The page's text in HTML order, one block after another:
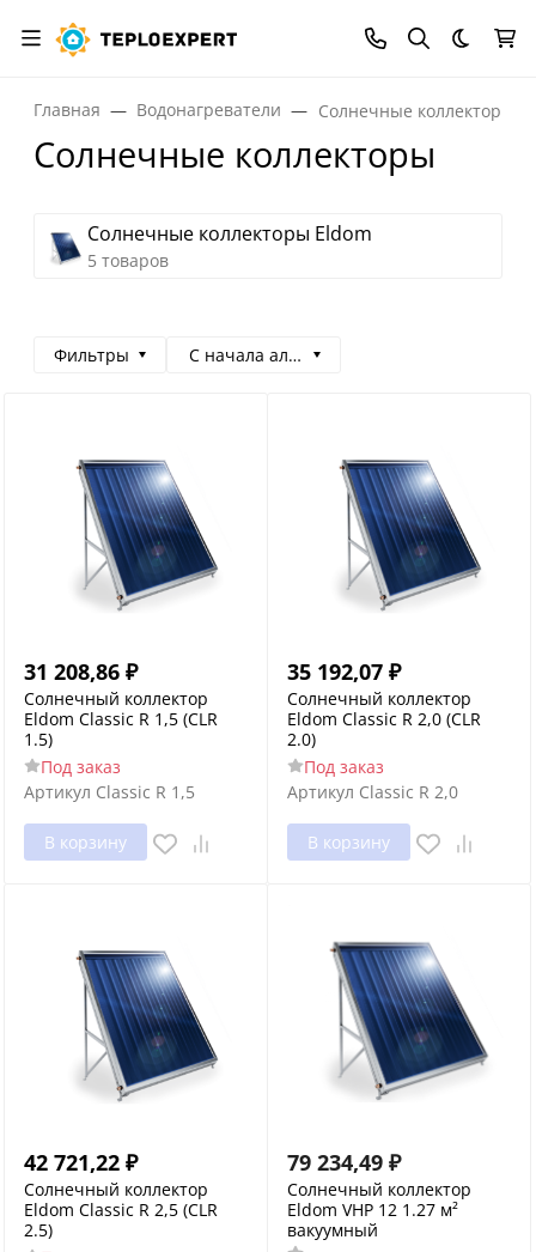
Темная
Главная Водонагреватели Солнечные коллекторы
Солнечные коллекторы
Солнечные коллекторы Eldom
5 товаров
Фильтры С начала алфавита
31 208,86 ₽
Солнечный коллектор
Eldom Classic R 1,5 (CLR
1.5)
Под заказ
Артикул Classic R 1,5
В корзину
35 192,07 ₽
Солнечный коллектор
Eldom Classic R 2,0 (CLR
2.0)
Под заказ
Артикул Classic R 2,0
В корзину
42 721,22 ₽
Солнечный коллектор
Eldom Classic R 2,5 (CLR
2.5)
79 234,49 ₽
Солнечный коллектор
Eldom VHP 12 1.27 м²
вакуумный